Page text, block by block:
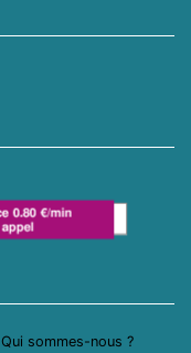
Qui sommes-nous ?